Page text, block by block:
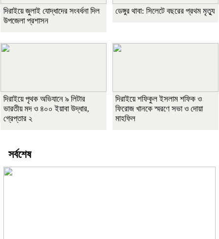
দিরাইয়ে জুলাই যোদ্ধাদের সংবর্ধনা দিল
উপজেলা প্রশাসন
ডেঙ্গুর থাবা: সিলেটে বছরের প্রথম মৃত্যু
দিরাইয়ে পৃথক অভিযানে ৯ লিটার
ভারতীয় মদ ও ৪০০ ইয়াবা উদ্ধার,
গ্রেপ্তার ২
দিরাইয়ে শফিকুল ইসলাম শফিক ও
ফিরোজ খানকে স্মরণে সভা ও দোয়া
মাহফিল
সর্বশেষ